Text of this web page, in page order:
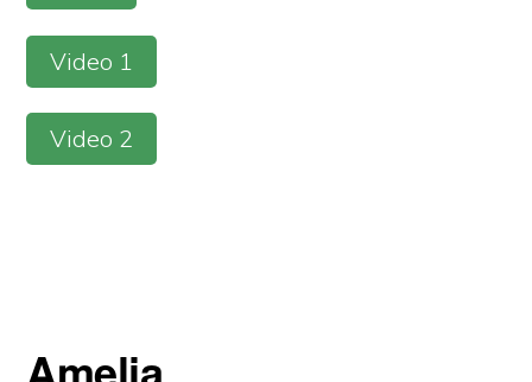
Video 1
Video 2